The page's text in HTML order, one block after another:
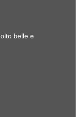
belle e